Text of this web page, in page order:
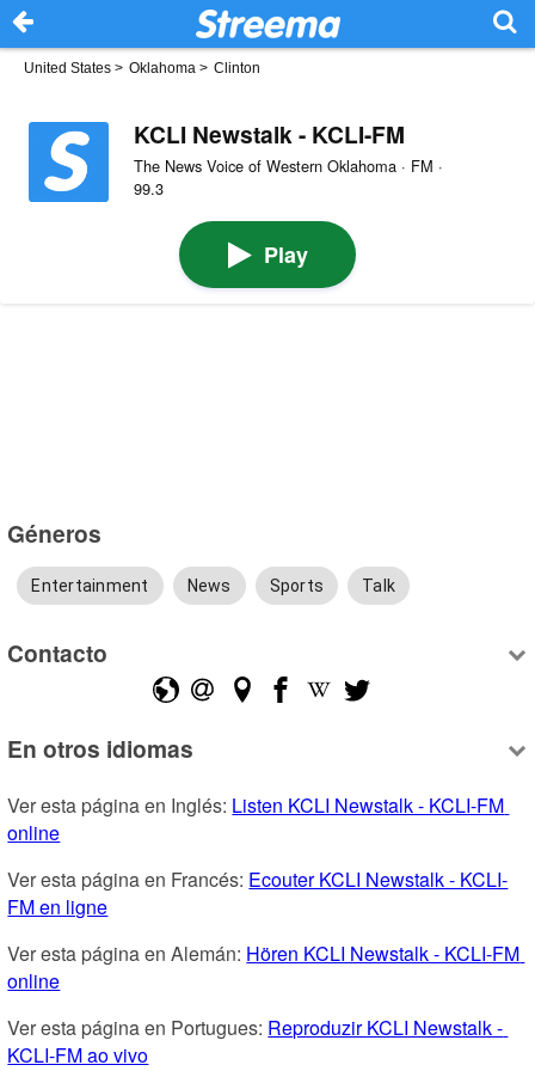
United States > Oklahoma > Clinton
KCLI Newstalk - KCLI-FM
The News Voice of Western Oklahoma · FM ·
99.3
Play
Géneros
Entertainment News Sports Talk
Contacto
En otros idiomas
Ver esta página en Inglés: Listen KCLI Newstalk - KCLI-FM
online
Ver esta página en Francés: Ecouter KCLI Newstalk - KCLI-
FM en ligne
Ver esta página en Alemán: Hören KCLI Newstalk - KCLI-FM
online
Ver esta página en Portugues: Reproduzir KCLI Newstalk -
KCLI-FM ao vivo